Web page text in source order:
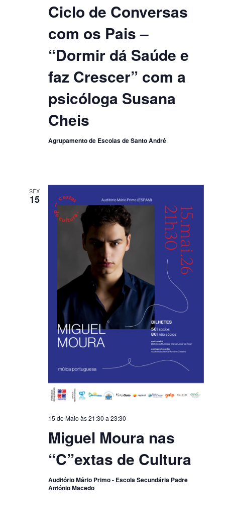
Ciclo de Conversas
com os Pais –
“Dormir dá Saúde e
faz Crescer” com a
psicóloga Susana
Cheis
Agrupamento de Escolas de Santo André
SEX
15
Miguel Moura nas
“C”extas de Cultura
15 de Maio às 21:30 a 23:30
Auditório Mário Primo - Escola Secundária Padre
António Macedo